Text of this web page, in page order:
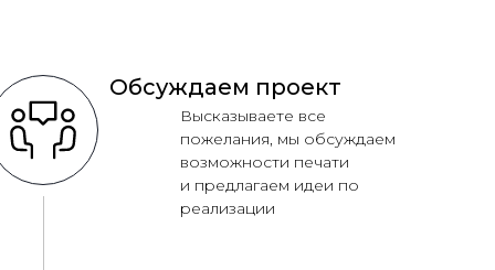
Обсуждаем проект
Высказываете все
пожелания, мы обсуждаем
возможности печати
и предлагаем идеи по
реализации